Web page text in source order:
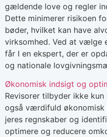
gældende love og regler
Dette minimerer risikoen
bøder, hvilket kan have
virksomhed. Ved at vælge
får I en ekspert, der er
og nationale
Økonomisk indsigt og
Revisorer tilbyder ikke
også værdifuld økonomisk
jeres regnskaber og
optimere og reducere